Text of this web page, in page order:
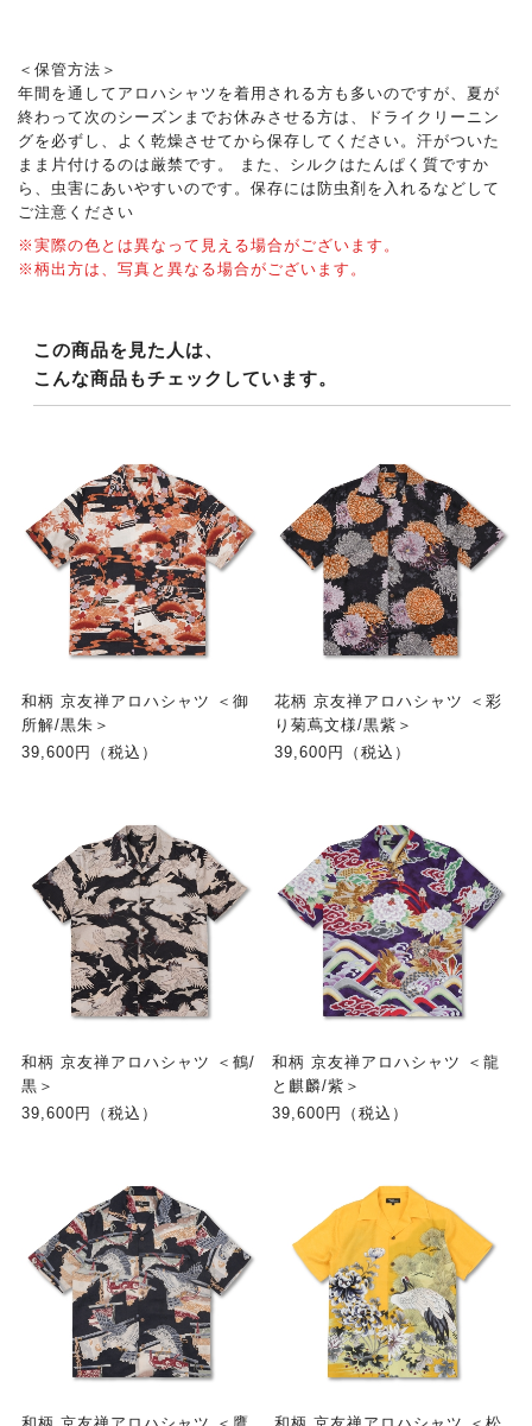
＜保管方法＞
年間を通してアロハシャツを着用される方も多いのですが、夏が
終わって次のシーズンまでお休みさせる方は、ドライクリーニン
グを必ずし、よく乾燥させてから保存してください。汗がついた
まま片付けるのは厳禁です。 また、シルクはたんぱく質ですか
ら、虫害にあいやすいのです。保存には防虫剤を入れるなどして
ご注意ください
※実際の色とは異なって見える場合がございます。
※柄出方は、写真と異なる場合がございます。
この商品を見た人は、
こんな商品もチェックしています。
和柄 京友禅アロハシャツ ＜御
所解/黒朱＞
39,600円（税込）
花柄 京友禅アロハシャツ ＜彩
り菊蔦文様/黒紫＞
39,600円（税込）
和柄 京友禅アロハシャツ ＜鶴/
黒＞
39,600円（税込）
和柄 京友禅アロハシャツ ＜龍
と麒麟/紫＞
39,600円（税込）